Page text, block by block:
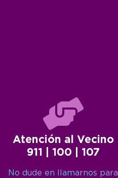
Atención al Vecino
911 | 100 | 107
No dude en llamarnos para